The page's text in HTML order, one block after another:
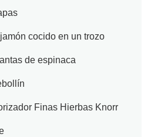
cocido en un trozo
de espinaca
Finas Hierbas Knorr